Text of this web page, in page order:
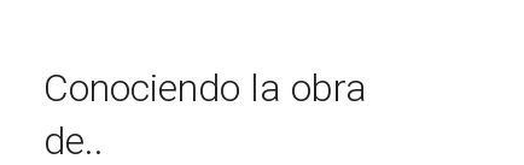
Conociendo la obra
de..